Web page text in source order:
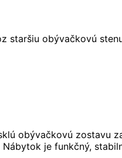
staršiu obývačkovú
obývačkovú zostavu
je funkčný,